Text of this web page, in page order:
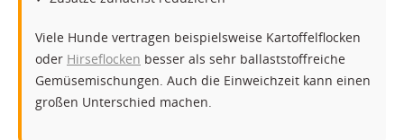
Viele Hunde vertragen beispielsweise Kartoffelflocken
oder Hirseflocken besser als sehr ballaststoffreiche
Gemüsemischungen. Auch die Einweichzeit kann einen
großen Unterschied machen.